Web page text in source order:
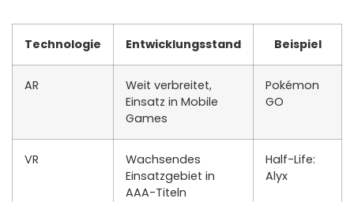
Technologie Entwicklungsstand Beispiel
AR
Weit verbreitet,
Einsatz in Mobile
Games
Pokémon
GO
VR
Wachsendes
Einsatzgebiet in
AAA-Titeln
Half-Life:
Alyx